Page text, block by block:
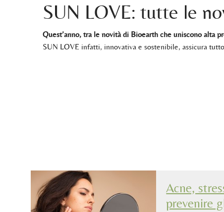
SUN LOVE: tutte le
Quest’anno, tra le novità di Bioearth che uniscono alta
SUN LOVE infatti, innovativa e sostenibile, assicura
Acne,
prevenire